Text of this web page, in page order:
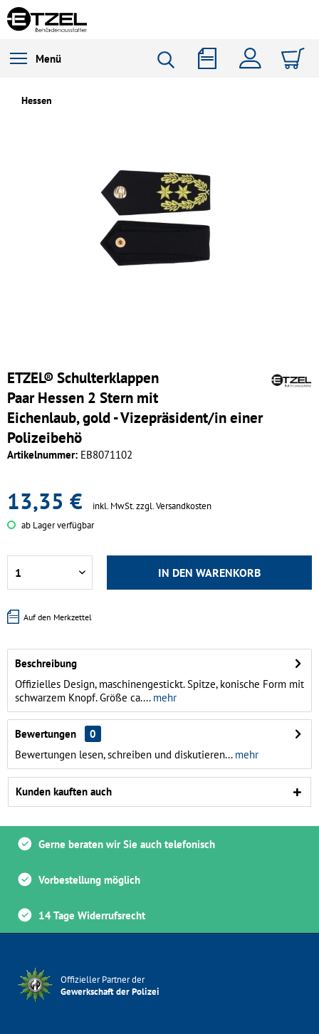
Menü
Hessen
ETZEL® Schulterklappen
Paar Hessen 2 Stern mit
Eichenlaub, gold - Vizepräsident/in einer
Polizeibehö
Artikelnummer: EB8071102
13,35 € inkl. MwSt.zzgl. Versandkosten
ab Lager verfügbar
IN DEN WARENKORB
Auf den Merkzettel
Beschreibung
Offizielles Design, maschinengestickt. Spitze, konische Form mit
schwarzem Knopf. Größe ca....mehr
Bewertungen
0
Bewertungen lesen, schreiben und diskutieren...mehr
Kunden kauften auch
Gerne beraten wir Sie auch telefonisch
Vorbestellung möglich
14 Tage Widerrufsrecht
Offizieller Partner der
Gewerkschaft der Polizei